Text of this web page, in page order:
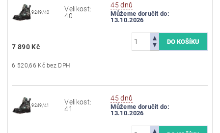
9249/40
Velikost:
40
45 dnů
Můžeme doručit do:
13.10.2026
7 890 Kč
6 520,66 Kč bez DPH
9249/41
Velikost:
41
45 dnů
Můžeme doručit do:
13.10.2026